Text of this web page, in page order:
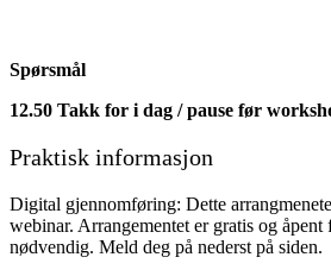
Spørsmål
12.50 Takk for i dag / pause før
Praktisk informasjon
Digital gjennomføring: Dette
webinar. Arrangementet er gratis og
nødvendig. Meld deg på nederst på siden.